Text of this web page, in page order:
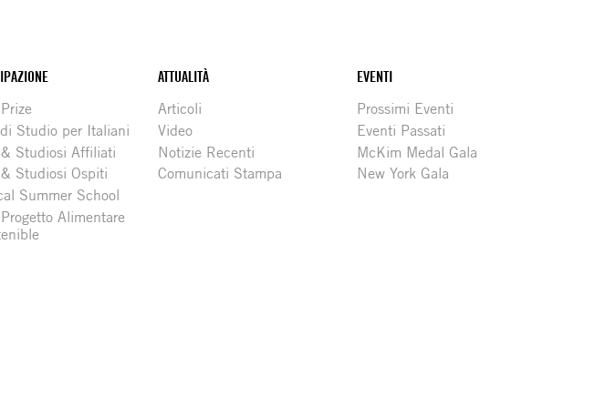
Studio per Italiani
Studiosi Affiliati
Studiosi Ospiti
Summer School
Alimentare
ATTUALITÀ
Articoli
Video
Notizie Recenti
Comunicati Stampa
EVENTI
Prossimi Eventi
Eventi Passati
McKim Medal Gala
New York Gala